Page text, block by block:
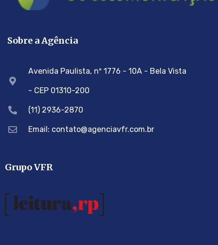
Sobre a Agência
Avenida Paulista, nº 1776 - 10A - Bela Vista
- CEP 01310-200
(11) 2936-2870
Email: contato@agenciavfr.com.br
Grupo VFR